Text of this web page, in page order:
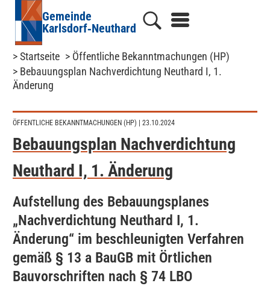
Gemeinde
Karlsdorf‑Neuthard
> Startseite > Öffentliche Bekanntmachungen (HP)
> Bebauungsplan Nachverdichtung Neuthard I, 1.
Änderung
ÖFFENTLICHE BEKANNTMACHUNGEN (HP) | 23.10.2024
Bebauungsplan Nachverdichtung
Neuthard I, 1. Änderung
Aufstellung des Bebauungsplanes
„Nachverdichtung Neuthard I, 1.
Änderung“ im beschleunigten Verfahren
gemäß § 13 a BauGB mit Örtlichen
Bauvorschriften nach § 74 LBO